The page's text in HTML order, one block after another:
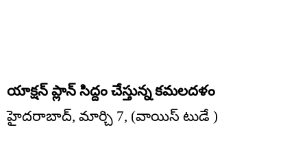
యాక్షన్ ప్లాన్ సిద్దం చేస్తున్న కమలదళం
హైదరాబాద్, మార్చి 7, (వాయిస్ టుడే )